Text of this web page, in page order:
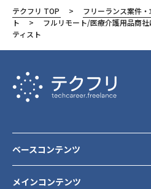
テクフリ TOP フリーランス案件・
ト
フルリモート/医療介護用品商
ティスト
メインコンテンツ
ベースコンテンツ